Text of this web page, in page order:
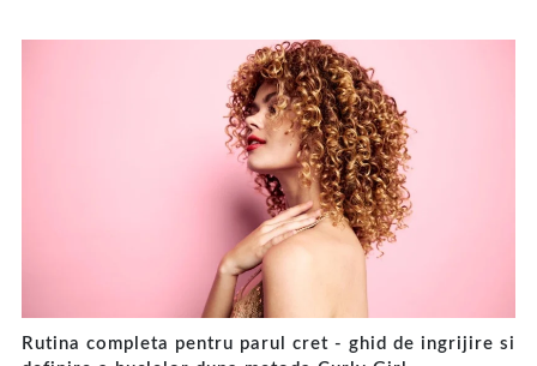
Rutina completa pentru parul cret - ghid de ingrijire si